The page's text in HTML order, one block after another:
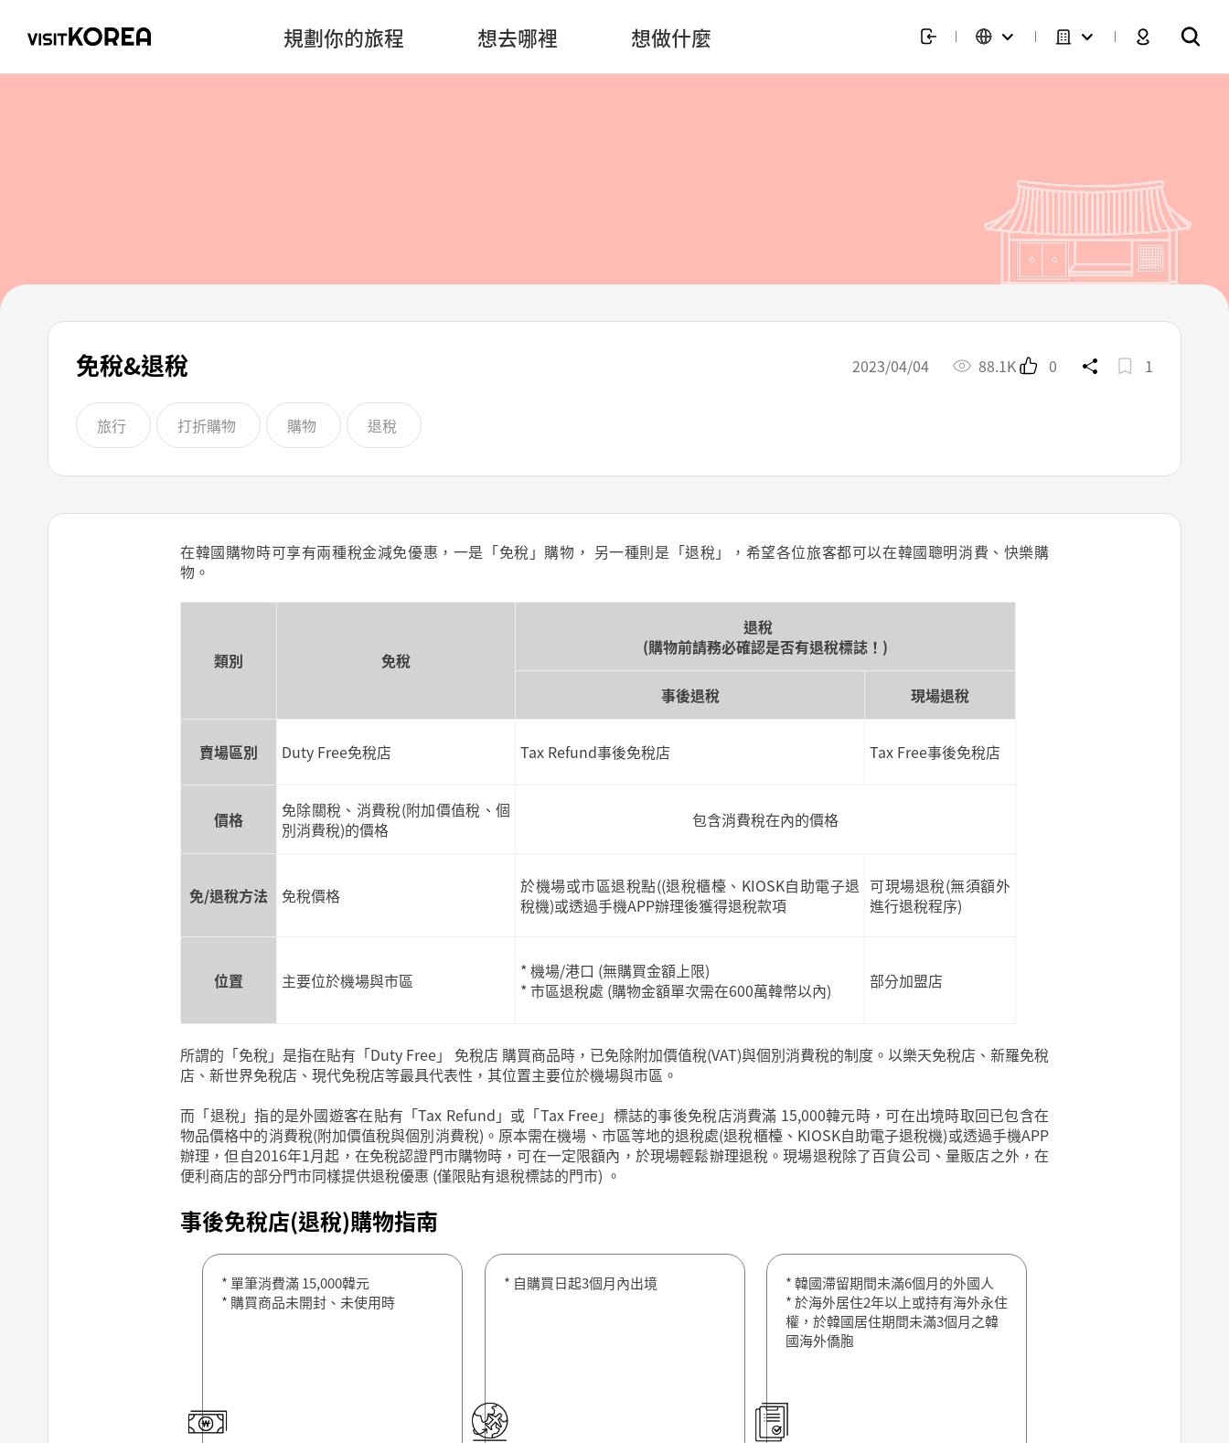
規劃你的旅程 想去哪裡 想做什麼
免稅&退稅 2023/04/04 88.1K 0 1
旅行 打折購物 購物 退稅
在韓國購物時可享有兩種稅金減免優惠，一是「免稅」購物， 另一種則是「退稅」，希望各位旅客都可以在韓國聰明消費、快樂購
物。
類別 免稅
退稅
(購物前請務必確認是否有退稅標誌！)
事後退稅 現場退稅
賣場區別 Duty Free免稅店 Tax Refund事後免稅店 Tax Free事後免稅店
價格
免除關稅、消費稅(附加價值稅、個
別消費稅)的價格
包含消費稅在內的價格
免/退稅方法 免稅價格
於機場或市區退稅點((退稅櫃檯、KIOSK自助電子退
稅機)或透過手機APP辦理後獲得退稅款項
可現場退稅(無須額外
進行退稅程序)
位置 主要位於機場與市區
* 機場/港口 (無購買金額上限)
* 市區退稅處 (購物金額單次需在600萬韓幣以內)
部分加盟店
所謂的「免稅」是指在貼有「Duty Free」 免稅店 購買商品時，已免除附加價值稅(VAT)與個別消費稅的制度。以樂天免稅店、新羅免稅
店、新世界免稅店、現代免稅店等最具代表性，其位置主要位於機場與市區。
而「退稅」指的是外國遊客在貼有「Tax Refund」或「Tax Free」標誌的事後免稅店消費滿 15,000韓元時，可在出境時取回已包含在
物品價格中的消費稅(附加價值稅與個別消費稅)。原本需在機場、市區等地的退稅處(退稅櫃檯、KIOSK自助電子退稅機)或透過手機APP
辦理，但自2016年1月起，在免稅認證門市購物時，可在一定限額內，於現場輕鬆辦理退稅。現場退稅除了百貨公司、量販店之外，在
便利商店的部分門市同樣提供退稅優惠 (僅限貼有退稅標誌的門市) 。
事後免稅店(退稅)購物指南
* 單筆消費滿 15,000韓元
* 購買商品未開封、未使用時
* 自購買日起3個月內出境
* 韓國滯留期間未滿6個月的外國人
* 於海外居住2年以上或持有海外永住
權，於韓國居住期間未滿3個月之韓
國海外僑胞